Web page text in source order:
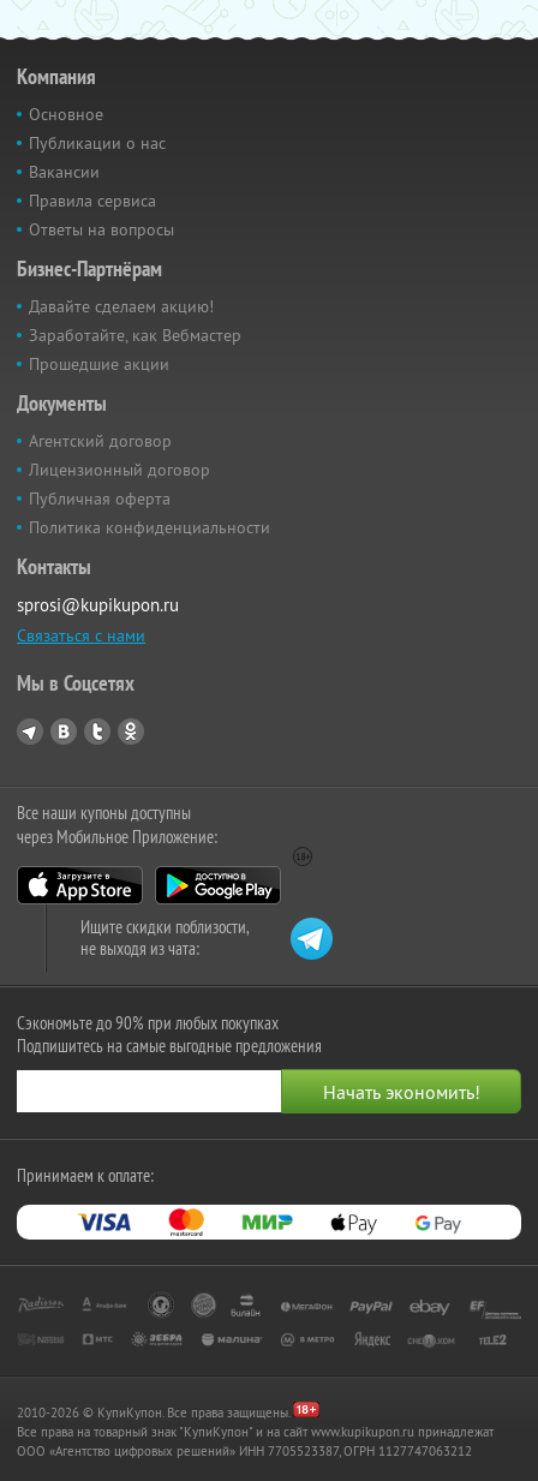
Компания
Основное
Публикации о нас
Вакансии
Правила сервиса
Ответы на вопросы
Бизнес-Партнёрам
Давайте сделаем акцию!
Заработайте, как Вебмастер
Прошедшие акции
Документы
Агентский договор
Лицензионный договор
Публичная оферта
Политика конфиденциальности
Контакты
sprosi@kupikupon.ru
Связаться с нами
Мы в Соцсетях
Все наши купоны доступны
через Мобильное Приложение:
Ищите скидки поблизости,
не выходя из чата:
Сэкономьте до 90% при любых покупках
Подпишитесь на самые выгодные предложения
Принимаем к оплате:
2010-2026 © КупиКупон. Все права защищены.
Все права на товарный знак "КупиКупон" и на сайт www.kupikupon.ru принадлежат
OOO «Агентство цифровых решений» ИНН 7705523387, ОГРН 1127747063212